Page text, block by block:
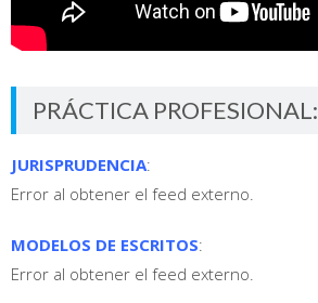
PRÁCTICA PROFESIONAL:
JURISPRUDENCIA:
Error al obtener el feed externo.
MODELOS DE ESCRITOS:
Error al obtener el feed externo.